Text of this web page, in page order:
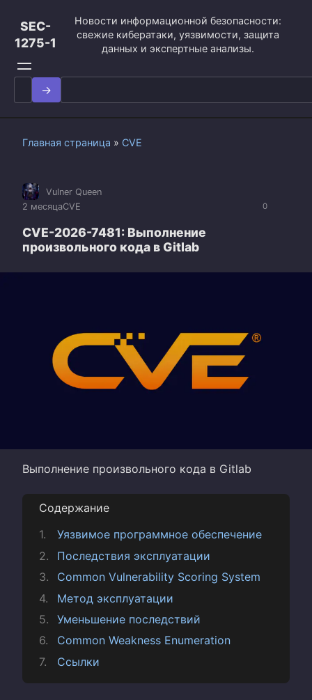
контенту
SEC-
1275-1
Новости информационной безопасности:
свежие кибератаки, уязвимости, защита
данных и экспертные анализы.
Search
for:
Главная страница » CVE
0
Vulner Queen
2 месяцаCVE
CVE-2026-7481: Выполнение
произвольного кода в Gitlab
Выполнение произвольного кода в Gitlab
Содержание
Уязвимое программное обеспечение
Последствия эксплуатации
Common Vulnerability Scoring System
Метод эксплуатации
Уменьшение последствий
Common Weakness Enumeration
Ссылки